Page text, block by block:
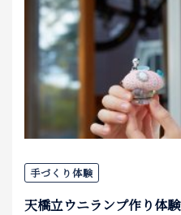
手づくり体験
天橋立ウニランプ作り体験